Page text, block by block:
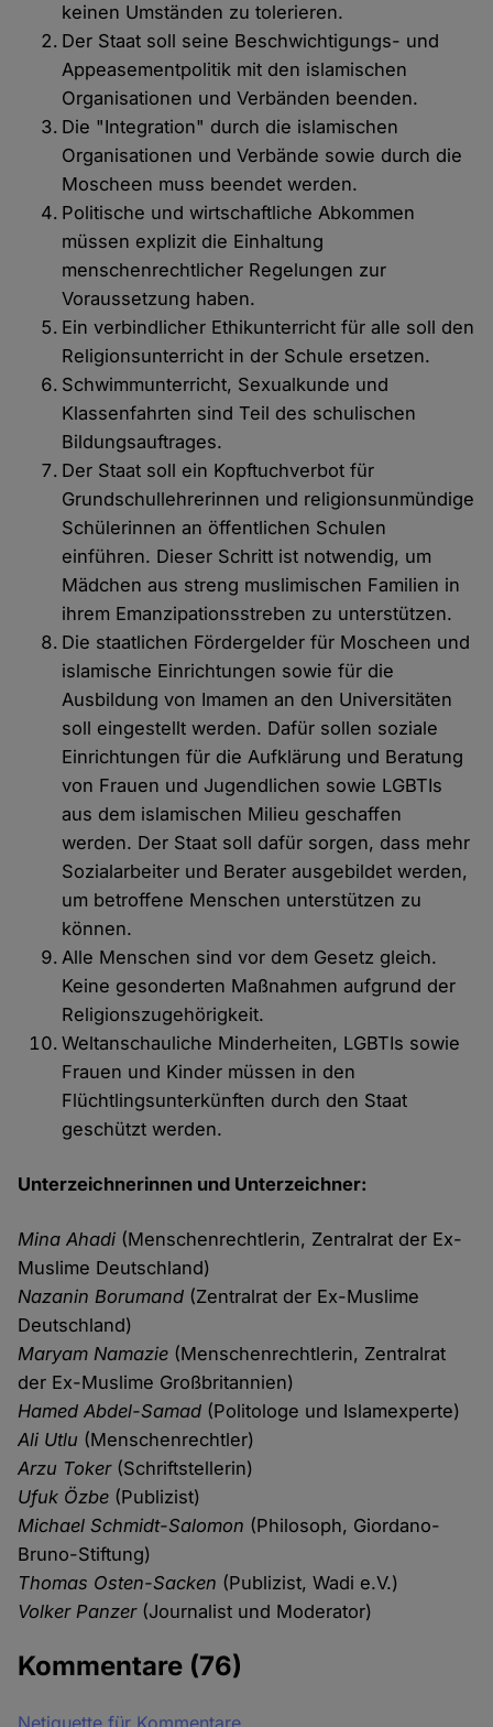
keinen Umständen zu tolerieren.
Der Staat soll seine Beschwichtigungs- und
Appeasementpolitik mit den islamischen
Organisationen und Verbänden beenden.
Die "Integration" durch die islamischen
Organisationen und Verbände sowie durch die
Moscheen muss beendet werden.
Politische und wirtschaftliche Abkommen
müssen explizit die Einhaltung
menschenrechtlicher Regelungen zur
Voraussetzung haben.
Ein verbindlicher Ethikunterricht für alle soll den
Religionsunterricht in der Schule ersetzen.
Schwimmunterricht, Sexualkunde und
Klassenfahrten sind Teil des schulischen
Bildungsauftrages.
Der Staat soll ein Kopftuchverbot für
Grundschullehrerinnen und religionsunmündige
Schülerinnen an öffentlichen Schulen
einführen. Dieser Schritt ist notwendig, um
Mädchen aus streng muslimischen Familien in
ihrem Emanzipationsstreben zu unterstützen.
Die staatlichen Fördergelder für Moscheen und
islamische Einrichtungen sowie für die
Ausbildung von Imamen an den Universitäten
soll eingestellt werden. Dafür sollen soziale
Einrichtungen für die Aufklärung und Beratung
von Frauen und Jugendlichen sowie LGBTIs
aus dem islamischen Milieu geschaffen
werden. Der Staat soll dafür sorgen, dass mehr
Sozialarbeiter und Berater ausgebildet werden,
um betroffene Menschen unterstützen zu
können.
Alle Menschen sind vor dem Gesetz gleich.
Keine gesonderten Maßnahmen aufgrund der
Religionszugehörigkeit.
Weltanschauliche Minderheiten, LGBTIs sowie
Frauen und Kinder müssen in den
Flüchtlingsunterkünften durch den Staat
geschützt werden.
Unterzeichnerinnen und Unterzeichner:
Mina Ahadi (Menschenrechtlerin, Zentralrat der Ex-
Muslime Deutschland)
Nazanin Borumand (Zentralrat der Ex-Muslime
Deutschland)
Maryam Namazie (Menschenrechtlerin, Zentralrat
der Ex-Muslime Großbritannien)
Hamed Abdel-Samad (Politologe und Islamexperte)
Ali Utlu (Menschenrechtler)
Arzu Toker(Schriftstellerin)
Ufuk Özbe (Publizist)
Michael Schmidt-Salomon (Philosoph, Giordano-
Bruno-Stiftung)
Thomas Osten-Sacken (Publizist, Wadi e.V.)
Volker Panzer(Journalist und Moderator)
Kommentare (76)